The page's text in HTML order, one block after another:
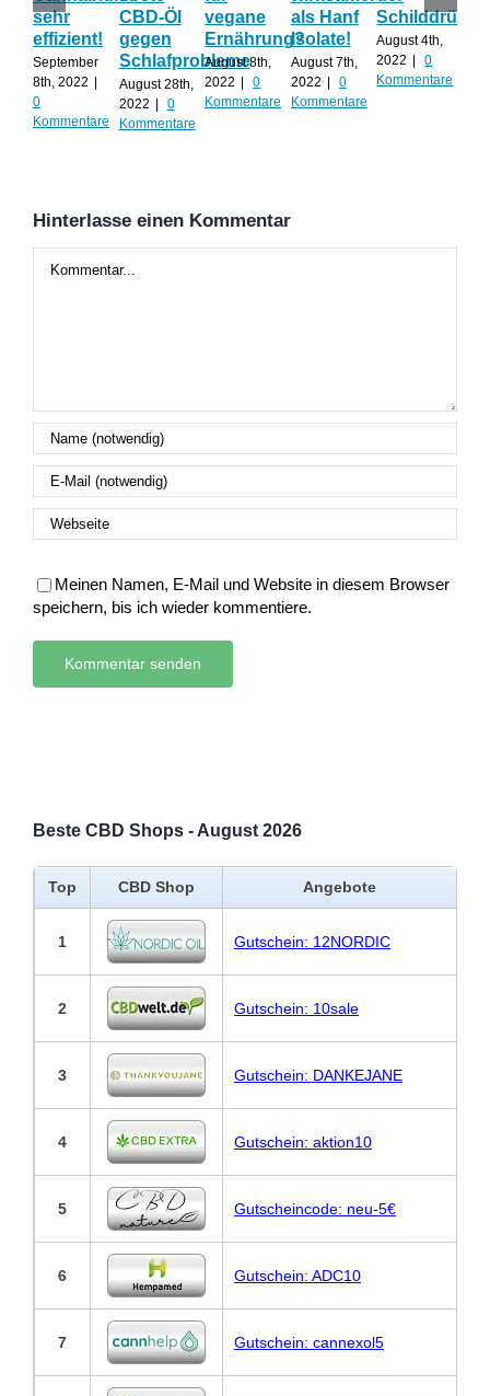
sehr
effizient!
September
8th, 2022 |
0
Kommentare
CBD-Öl
gegen
Schlafprobleme
August 28th,
2022 |
0
Kommentare
vegane
Ernährung?
August 8th,
2022 |
0
Kommentare
als Hanf
Isolate!
August 7th,
2022 |
0
Kommentare
Schilddrüse
August 4th,
2022 |
0
Kommentare
Hinterlasse einen Kommentar
Meinen Namen, E-Mail und Website in diesem Browser
speichern, bis ich wieder kommentiere.
Beste CBD Shops - August 2026
Top CBD Shop Angebote
1 Gutschein: 12NORDIC
2 Gutschein: 10sale
3 Gutschein: DANKEJANE
4 Gutschein: aktion10
5 Gutscheincode: neu-5€
6 Gutschein: ADC10
7 Gutschein: cannexol5